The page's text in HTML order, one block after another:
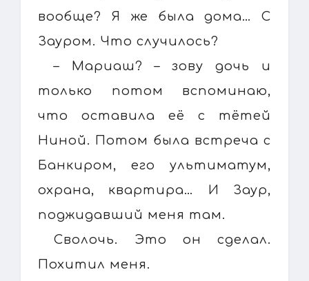
вообще? Я же была дома… С
Зауром. Что случилось?
– Мариаш? – зову дочь и
только потом вспоминаю,
что оставила её с тётей
Ниной. Потом была встреча с
Банкиром, его ультиматум,
охрана, квартира… И Заур,
поджидавший меня там.
Сволочь. Это он сделал.
Похитил меня.